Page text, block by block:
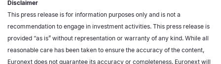
Disclaimer
This press release is for information purposes only and is not a
recommendation to engage in investment activities. This press release is
provided “as is” without representation or warranty of any kind. While all
reasonable care has been taken to ensure the accuracy of the content,
Euronext does not guarantee its accuracy or completeness. Euronext will